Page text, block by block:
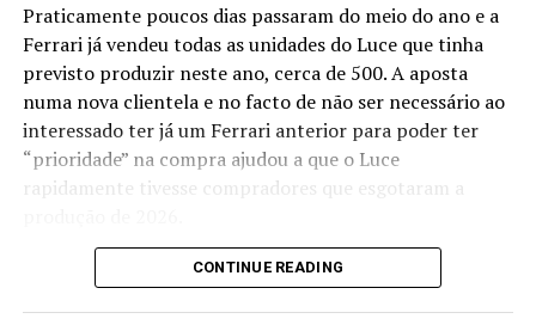
Praticamente poucos dias passaram do meio do ano e a
Ferrari já vendeu todas as unidades do Luce que tinha
previsto produzir neste ano, cerca de 500. A aposta
numa nova clientela e no facto de não ser necessário ao
interessado ter já um Ferrari anterior para poder ter
“prioridade” na compra ajudou a que o Luce
rapidamente tivesse compradores que esgotaram a
A marca de Maranello prevê uma produção de cerca de
600 unidades por ano, estimando vender cerca de 2500
CONTINUE READING